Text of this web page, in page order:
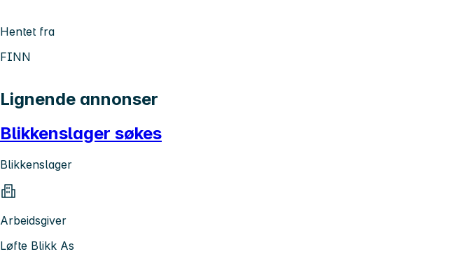
Hentet fra
FINN
Lignende annonser
Blikkenslager søkes
Blikkenslager
Arbeidsgiver
Løfte Blikk As